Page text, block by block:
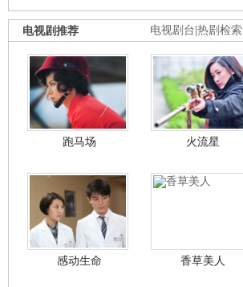
电视剧台 热剧检索
电视剧推荐
跑马场 火流星
感动生命 香草美人